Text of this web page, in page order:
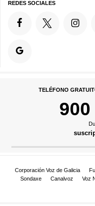
REDES SOCIALES
TELÉFONO
Corporación Voz de Galicia
Sondaxe
Canalvoz Voz